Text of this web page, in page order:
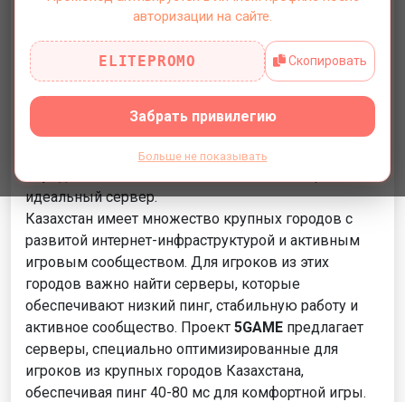
Rust сервера с низким пингом
важен для комфортной игры. Крупные города,
такие как Алматы, Астана, Шымкент, Караганда и
них важно найти серверы, которые обеспечивают
оптимальный игровой опыт. В этой статье мы
расскажем об обзореRust серверов для крупных
идеальный сервер.
Казахстан имеет множество крупных городов с
развитой интернет-инфраструктурой и активным
игровым сообществом. Для игроков из этих
городов важно найти серверы, которые
обеспечивают низкий пинг, стабильную работу и
активное сообщество. Проект 5GAME предлагает
серверы, специально оптимизированные для
игроков из крупных городов Казахстана,
обеспечивая пинг 40-80 мс для комфортной игры.
авторизации на сайте.
ELITEPROMO Скопировать
Забрать привилегию
Больше не показывать